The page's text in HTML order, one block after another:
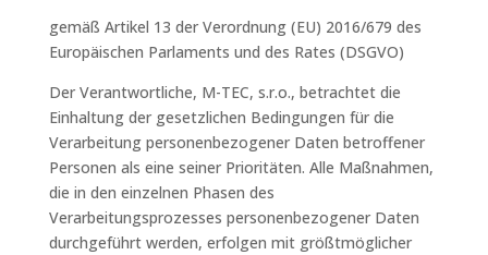
gemäß Artikel 13 der Verordnung (EU) 2016/679 des
Europäischen Parlaments und des Rates (DSGVO)
Der Verantwortliche, M-TEC, s.r.o., betrachtet die
Einhaltung der gesetzlichen Bedingungen für die
Verarbeitung personenbezogener Daten betroffener
Personen als eine seiner Prioritäten. Alle Maßnahmen,
die in den einzelnen Phasen des
Verarbeitungsprozesses personenbezogener Daten
durchgeführt werden, erfolgen mit größtmöglicher